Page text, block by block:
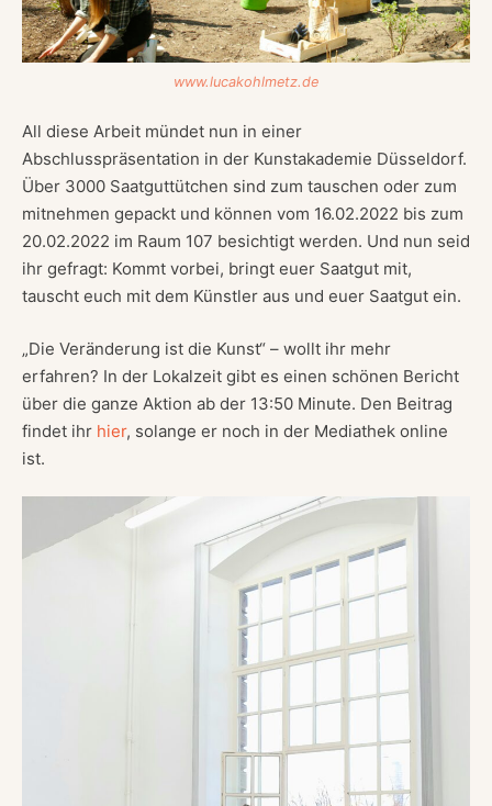
www.lucakohlmetz.de
All diese Arbeit mündet nun in einer
Abschlusspräsentation in der Kunstakademie Düsseldorf.
Über 3000 Saatguttütchen sind zum tauschen oder zum
mitnehmen gepackt und können vom 16.02.2022 bis zum
20.02.2022 im Raum 107 besichtigt werden. Und nun seid
ihr gefragt: Kommt vorbei, bringt euer Saatgut mit,
tauscht euch mit dem Künstler aus und euer Saatgut ein.
„Die Veränderung ist die Kunst“ – wollt ihr mehr
erfahren? In der Lokalzeit gibt es einen schönen Bericht
über die ganze Aktion ab der 13:50 Minute. Den Beitrag
findet ihr hier, solange er noch in der Mediathek online
ist.